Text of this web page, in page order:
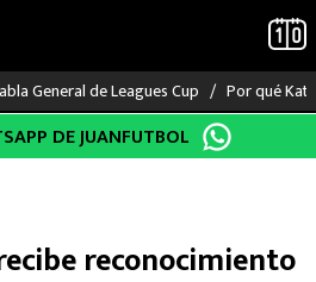
General de Leagues Cup Por qué
DE JUANFUTBOL
reconocimiento